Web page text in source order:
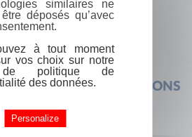
? FOIRE AUX QUESTIONS
similaires ne
déposés qu’avec
à tout moment
vos choix sur notre
politique de
des données.
Personalize